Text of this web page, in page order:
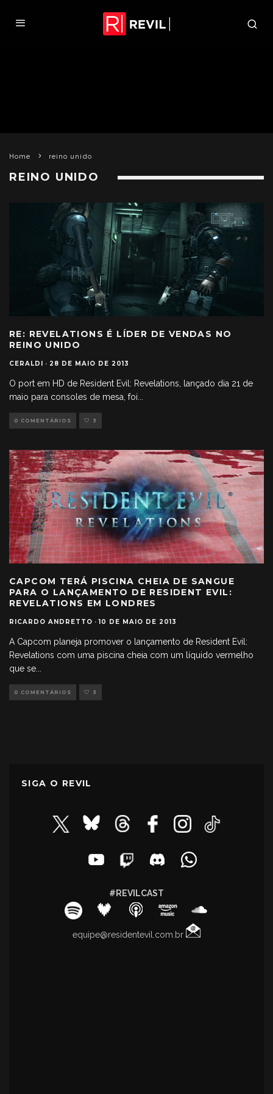
Home reino unido
REINO UNIDO
RE: REVELATIONS É LÍDER DE VENDAS NO
REINO UNIDO
CERALDI · 28 DE MAIO DE 2013
O port em HD de Resident Evil: Revelations, lançado dia 21 de
maio para consoles de mesa, foi
0 COMENTÁRIOS 3
CAPCOM TERÁ PISCINA CHEIA DE SANGUE
PARA O LANÇAMENTO DE RESIDENT EVIL:
REVELATIONS EM LONDRES
RICARDO ANDRETTO · 10 DE MAIO DE 2013
A Capcom planeja promover o lançamento de Resident Evil:
Revelations com uma piscina cheia com um líquido vermelho
que se
0 COMENTÁRIOS 3
SIGA O REVIL
#REVILCAST
equipe@residentevil.com.br